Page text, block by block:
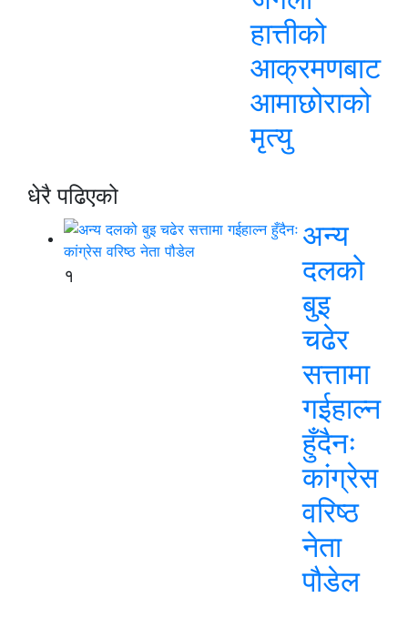
हात्तीको
आक्रमणबाट
आमाछोराको
मृत्यु
धेरै पढिएको
१
अन्य
दलको
बुइ
चढेर
सत्तामा
गईहाल्न
हुँदैनः
कांग्रेस
वरिष्ठ
नेता
पौडेल